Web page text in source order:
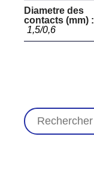
Diametre des
contacts (mm) :
1,5/0,6